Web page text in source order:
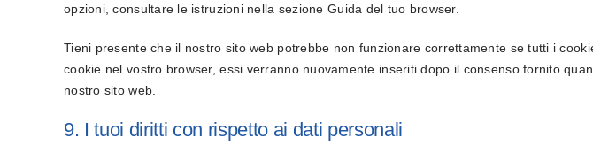
opzioni, consultare le istruzioni nella sezione Guida del tuo browser.
Tieni presente che il nostro sito web potrebbe non funzionare correttamente se tutti i
cookie nel vostro browser, essi verranno nuovamente inseriti dopo il consenso fornito
nostro sito web.
9. I tuoi diritti con rispetto ai dati personali